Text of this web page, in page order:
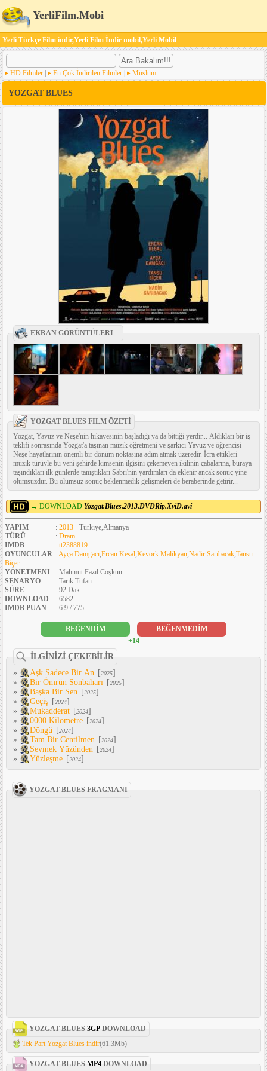
YerliFilm.Mobi
Yerli Türkçe Film indir,Yerli Film İndir mobil,Yerli Mobil
HD Filmler En Çok İndirilen Filmler Müslüm
YOZGAT BLUES
EKRAN GÖRÜNTÜLERI
YOZGAT BLUES FILM ÖZETİ
Yozgat, Yavuz ve Neşe'nin hikayesinin başladığı ya da bittiği yerdir... Aldıkları bir iş
teklifi sonrasında Yozgat'a taşınan müzik öğretmeni ve şarkıcı Yavuz ve öğrencisi
Neşe hayatlarının önemli bir dönüm noktasına adım atmak üzeredir. İcra ettikleri
müzik türüyle bu yeni şehirde kimsenin ilgisini çekemeyen ikilinin çabalarına, buraya
taşındıkları ilk günlerde tanıştıkları Sabri'nin yardımları da eklenir ancak sonuç yine
olumsuzdur. Bu olumsuz sonuç beklenmedik gelişmeleri de beraberinde getirir...
→ DOWNLOAD Yozgat.Blues.2013.DVDRip.XviD.avi
YAPIM : 2013 - Türkiye,Almanya
TÜRÜ
: Dram
IMDB
: tt2388819
OYUNCULAR :Ayça Damgacı,Ercan Kesal,Kevork Malikyan,Nadir Sarıbacak,Tansu
Biçer
YÖNETMENI
: Mahmut Fazıl Coşkun
SENARYO
: Tarık Tufan
SÜRE
: 92 Dak.
DOWNLOAD
: 6582
IMDB PUAN
: 6.9 / 775
BEĞENDİM
BEĞENMEDİM
+14
İLGİNİZİ ÇEKEBİLİR
»
Aşk Sadece Bir An [2025]
»
Bir Ömrün Sonbaharı [2025]
»
Başka Bir Sen [2025]
»
Geçiş [2024]
»
Mukadderat [2024]
»
0000 Kilometre [2024]
»
Döngü [2024]
»
Tam Bir Centilmen [2024]
»
Sevmek Yüzünden [2024]
»
Yüzleşme [2024]
YOZGAT BLUES FRAGMANI
YOZGAT BLUES 3GP DOWNLOAD
Tek Part Yozgat Blues indir(61.3Mb)
YOZGAT BLUES MP4 DOWNLOAD